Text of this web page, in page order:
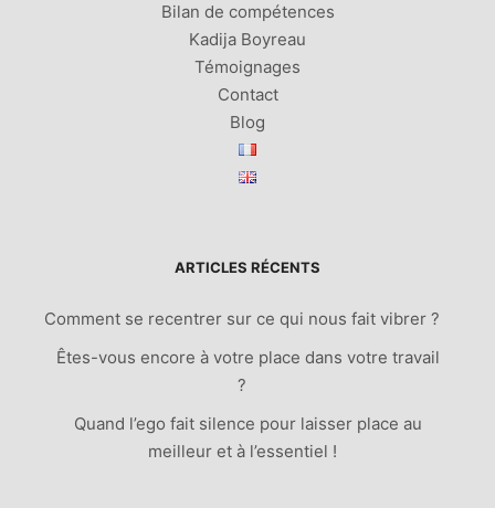
Bilan de compétences
Kadija Boyreau
Témoignages
Contact
Blog
ARTICLES RÉCENTS
Comment se recentrer sur ce qui nous fait vibrer ?
Êtes-vous encore à votre place dans votre travail
?
Quand l’ego fait silence pour laisser place au
meilleur et à l’essentiel !